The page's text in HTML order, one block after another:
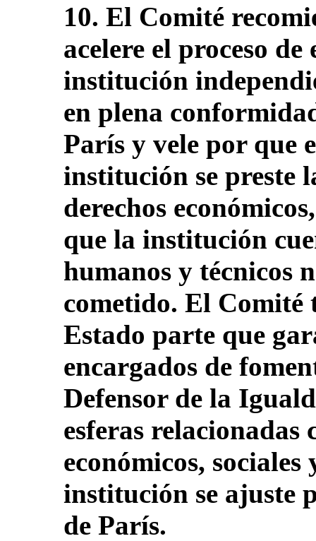
10. El Comité
acelere el proceso
institución
en plena
París y vele por que
institución se preste
derechos
que la institución
humanos y técnicos
cometido. El Comité
Estado parte que
encargados de
Defensor de la
esferas relacionadas
económicos,
institución se ajuste
de París.